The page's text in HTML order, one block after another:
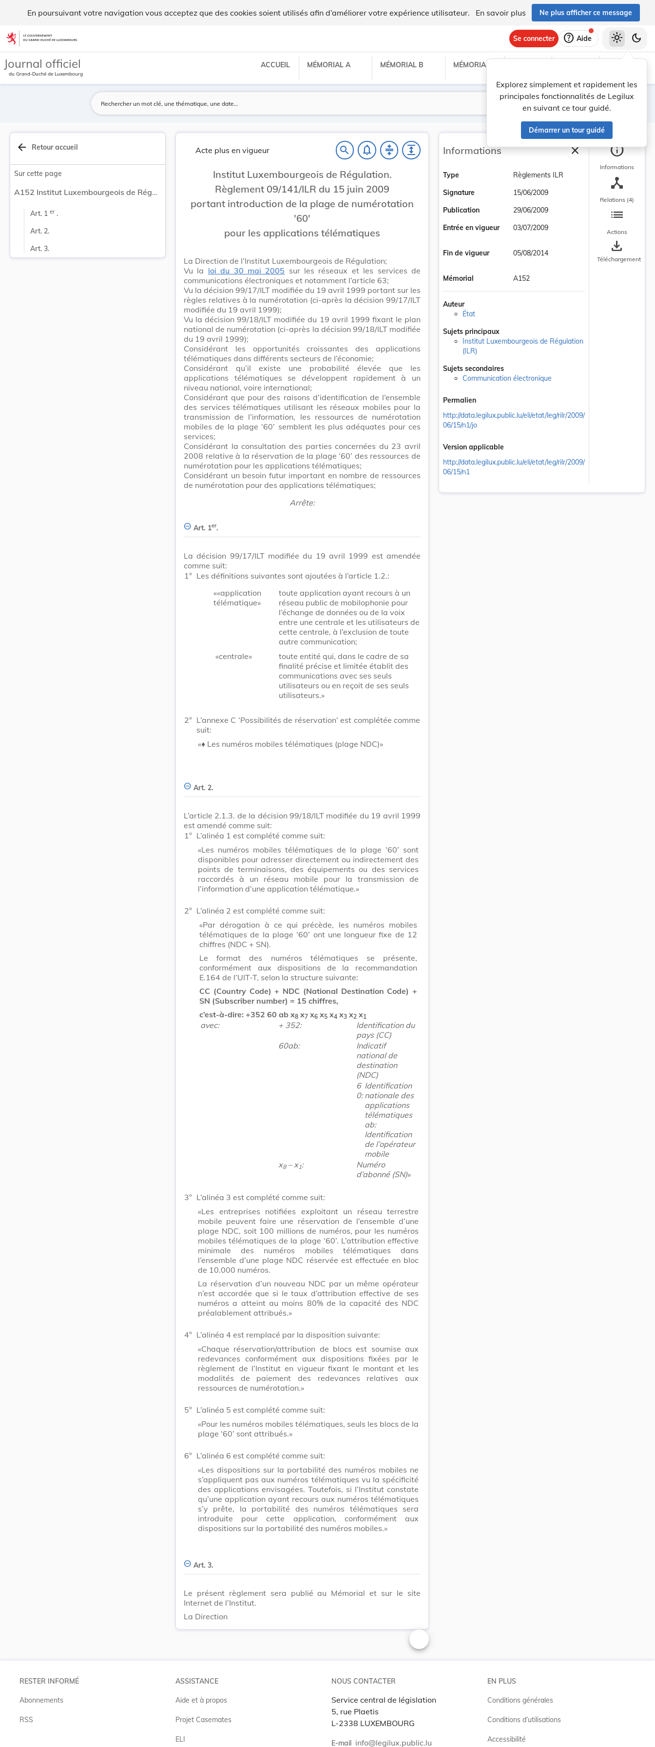
En poursuivant votre navigation vous acceptez que des cookies soient utilisés afin d’améliorer votre expérience utilisateur. En savoir plus Ne plus afficher ce message
Aller au contenu
Se connecter help Aide
Explorez simplement et rapidement les
principales fonctionnalités de Legilux
en suivant ce tour guidé.
Démarrer un tour guidé
light_mode dark_mode
Journal officiel
du Grand-Duché de Luxembourg
ACCUEIL MÉMORIAL A MÉMORIAL B MÉMORIAL C
Lancer la recherche
Filtres
arrow_back Retour accueil
Sur cette page
A152 Institut Luxembourgeois de Régulation. Règlement 09/141/ILR du 15 juin 2009 portant introduction de la plage de numérotation '60' pour les applications télématiques
Art. 1 er .
Art. 2.
Art. 3.
Acte plus en vigueur search notifications_none compress expand
Institut Luxembourgeois de Régulation.
Règlement 09/141/ILR du 15 juin 2009
portant introduction de la plage de numérotation
'60'
pour les applications télématiques
La Direction de l’Institut Luxembourgeois de Régulation;
Vu la loi du 30 mai 2005 sur les réseaux et les services de
communications électroniques et notamment l’article 63;
Vu la décision 99/17/ILT modifiée du 19 avril 1999 portant sur les
règles relatives à la numérotation (ci-après la décision 99/17/ILT
modifiée du 19 avril 1999);
Vu la décision 99/18/ILT modifiée du 19 avril 1999 fixant le plan
national de numérotation (ci-après la décision 99/18/ILT modifiée
du 19 avril 1999);
Considérant les opportunités croissantes des applications
télématiques dans différents secteurs de l’économie;
Considérant qu’il existe une probabilité élevée que les
applications télématiques se développent rapidement à un
niveau national, voire international;
Considérant que pour des raisons d’identification de l’ensemble
des services télématiques utilisant les réseaux mobiles pour la
transmission de l’information, les ressources de numérotation
mobiles de la plage ‘60’ semblent les plus adéquates pour ces
services;
Considérant la consultation des parties concernées du 23 avril
2008 relative à la réservation de la plage ‘60’ des ressources de
numérotation pour les applications télématiques;
Considérant un besoin futur important en nombre de ressources
de numérotation pour des applications télématiques;
Arrête:
Art. 1er.
La décision 99/17/ILT modifiée du 19 avril 1999 est amendée
comme suit:
1° Les définitions suivantes sont ajoutées à l’article 1.2.:
««application
télématique»
toute application ayant recours à un
réseau public de mobilophonie pour
l’échange de données ou de la voix
entre une centrale et les utilisateurs de
cette centrale, à l’exclusion de toute
autre communication;
«centrale»
toute entité qui, dans le cadre de sa
finalité précise et limitée établit des
communications avec ses seuls
utilisateurs ou en reçoit de ses seuls
utilisateurs.»
2° L’annexe C ‘Possibilités de réservation’ est complétée comme
suit:
«♦ Les numéros mobiles télématiques (plage NDC)»
Art. 2.
L’article 2.1.3. de la décision 99/18/ILT modifiée du 19 avril 1999
est amendé comme suit:
1° L’alinéa 1 est complété comme suit:
«Les numéros mobiles télématiques de la plage ‘60’ sont
disponibles pour adresser directement ou indirectement des
points de terminaisons, des équipements ou des services
raccordés à un réseau mobile pour la transmission de
l’information d’une application télématique.»
2° L’alinéa 2 est complété comme suit:
«Par dérogation à ce qui précède, les numéros mobiles
télématiques de la plage ‘60’ ont une longueur fixe de 12
chiffres (NDC + SN).
Le format des numéros télématiques se présente,
conformément aux dispositions de la recommandation
E.164 de l’UIT-T, selon la structure suivante:
CC (Country Code) + NDC (National Destination Code) +
SN (Subscriber number) = 15 chiffres,
c’est-à-dire: +352 60 ab x8 x7 x6 x5 x4 x3 x2 x1
avec: + 352:
Identification du
pays (CC)
60ab:
Indicatif
national de
destination
(NDC)
6
0:
Identification
nationale des
applications
télématiques
ab:
Identification
de l’opérateur
mobile
x8– x1:
Numéro
d’abonné (SN)»
3° L’alinéa 3 est complété comme suit:
«Les entreprises notifiées exploitant un réseau terrestre
mobile peuvent faire une réservation de l’ensemble d’une
plage NDC, soit 100 millions de numéros, pour les numéros
mobiles télématiques de la plage ‘60’. L’attribution effective
minimale des numéros mobiles télématiques dans
l’ensemble d’une plage NDC réservée est effectuée en bloc
de 10.000 numéros.
La réservation d’un nouveau NDC par un même opérateur
n’est accordée que si le taux d’attribution effective de ses
numéros a atteint au moins 80% de la capacité des NDC
préalablement attribués.»
4° L’alinéa 4 est remplacé par la disposition suivante:
«Chaque réservation/attribution de blocs est soumise aux
redevances conformément aux dispositions fixées par le
règlement de l’Institut en vigueur fixant le montant et les
modalités de paiement des redevances relatives aux
ressources de numérotation.»
5° L’alinéa 5 est complété comme suit:
«Pour les numéros mobiles télématiques, seuls les blocs de la
plage ‘60’ sont attribués.»
6° L’alinéa 6 est complété comme suit:
«Les dispositions sur la portabilité des numéros mobiles ne
s’appliquent pas aux numéros télématiques vu la spécificité
des applications envisagées. Toutefois, si l’Institut constate
qu’une application ayant recours aux numéros télématiques
s’y prête, la portabilité des numéros télématiques sera
introduite pour cette application, conformément aux
dispositions sur la portabilité des numéros mobiles.»
Art. 3.
Le présent règlement sera publié au Mémorial et sur le site
Internet de l’Institut.
La Direction
Changer la taille du texte
Informations closeFermer la barre
Type
Règlements ILR
Signature
15/06/2009
Publication
29/06/2009
Entrée en vigueur
03/07/2009
Fin de vigueur 05/08/2014
Mémorial A152
Auteur
État
Sujets principaux
Institut Luxembourgeois de Régulation
(ILR)
Sujets secondaires
Communication électronique
Permalien
http://data.legilux.public.lu/eli/etat/leg/rilr/2009/
06/15/n1/jo
Version applicable
http://data.legilux.public.lu/eli/etat/leg/rilr/2009/
06/15/n1
info
Informations
device_hub
Relations (4)
list
Actions
save_alt
Téléchargement
RESTER INFORMÉ
Abonnements
RSS
ASSISTANCE
Aide et à propos
Projet Casemates
ELI
NOUS CONTACTER
Service central de législation
5, rue Plaetis
L-2338 LUXEMBOURG
E-mail info@legilux.public.lu
EN PLUS
Conditions générales
Conditions d’utilisations
Accessibilité